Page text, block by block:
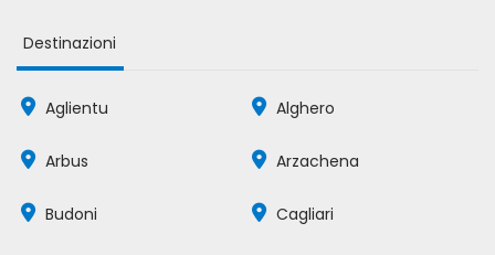
Destinazioni
Aglientu Alghero
Arbus Arzachena
Budoni Cagliari